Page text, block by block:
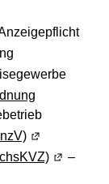
in einem neuen
geöffnet)
(Wird in
(Wird in
–